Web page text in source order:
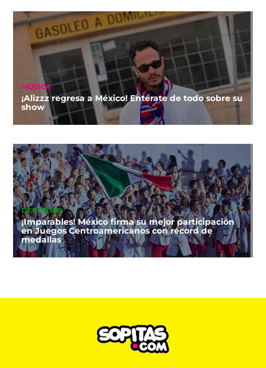
MÚSICA
¡Alizzz regresa a México! Entérate de todo sobre su
show
DEPORTES
¡Imparables! México firma su mejor participación
en Juegos Centroamericanos con récord de
medallas